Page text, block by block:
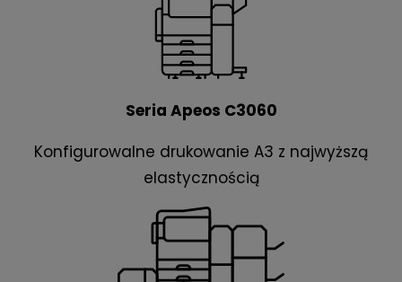
Seria Apeos C3060
Konfigurowalne drukowanie A3 z najwyższą
elastycznością